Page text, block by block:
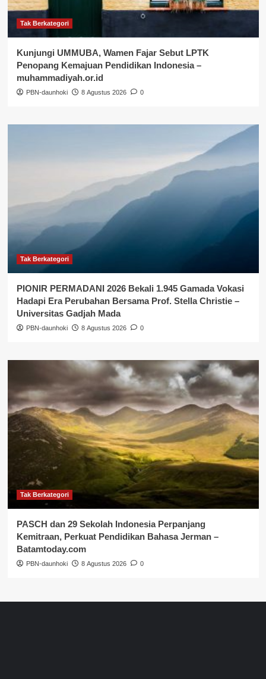
Tak Berkategori
Kunjungi UMMUBA, Wamen Fajar Sebut LPTK
Penopang Kemajuan Pendidikan Indonesia –
muhammadiyah.or.id
PBN-daunhoki 8 Agustus 2026 0
Tak Berkategori
PIONIR PERMADANI 2026 Bekali 1.945 Gamada Vokasi
Hadapi Era Perubahan Bersama Prof. Stella Christie –
Universitas Gadjah Mada
PBN-daunhoki 8 Agustus 2026 0
Tak Berkategori
PASCH dan 29 Sekolah Indonesia Perpanjang
Kemitraan, Perkuat Pendidikan Bahasa Jerman –
Batamtoday.com
PBN-daunhoki 8 Agustus 2026 0